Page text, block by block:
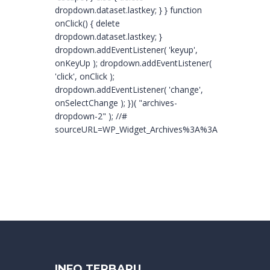
dropdown.dataset.lastkey; } } function
onClick() { delete
dropdown.dataset.lastkey; }
dropdown.addEventListener( 'keyup',
onKeyUp ); dropdown.addEventListener(
'click', onClick );
dropdown.addEventListener( 'change',
onSelectChange ); })( "archives-
dropdown-2" ); //#
sourceURL=WP_Widget_Archives%3A%3Awidget